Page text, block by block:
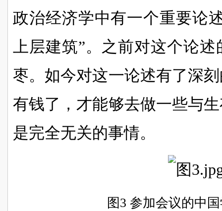
政治经济学中有一个重要论
上层建筑”。之前对这个论
枣。如今对这一论述有了深
有钱了，才能够去做一些与
是完全无关的事情。
图3 参加会议的中